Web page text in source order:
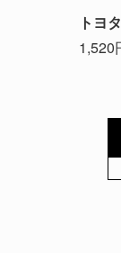
トヨ
1,520